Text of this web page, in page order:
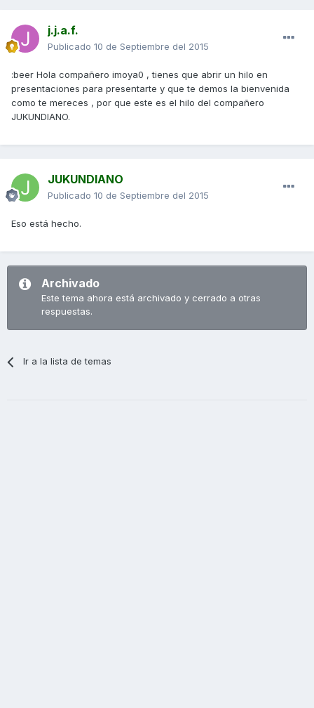
j.j.a.f.
Publicado 10 de Septiembre del 2015
:beer Hola compañero imoya0 , tienes que abrir un hilo en
presentaciones para presentarte y que te demos la bienvenida
como te mereces , por que este es el hilo del compañero
JUKUNDIANO.
JUKUNDIANO
Publicado 10 de Septiembre del 2015
Eso está hecho.
Archivado
Este tema ahora está archivado y cerrado a otras
respuestas.
Ir a la lista de temas